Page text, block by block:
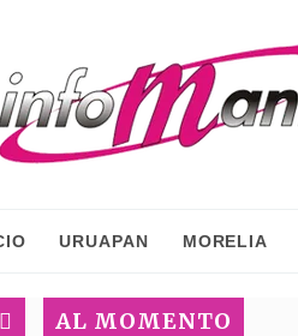
URUAPAN MORELIA
AL MOMENTO